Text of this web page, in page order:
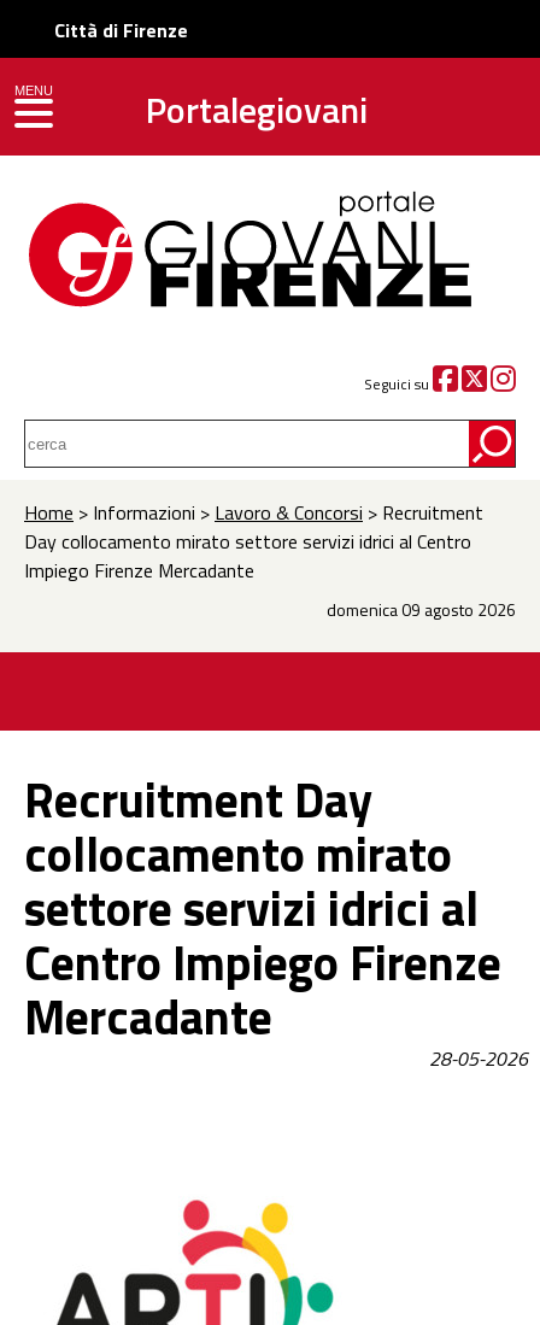
Città di Firenze
Portalegiovani
Seguici su
MENU
toggle navigation
Home > Informazioni > Lavoro & Concorsi > Recruitment
Day collocamento mirato settore servizi idrici al Centro
Impiego Firenze Mercadante
domenica 09 agosto 2026
Recruitment Day
collocamento mirato
settore servizi idrici al
Centro Impiego Firenze
Mercadante
28-05-2026